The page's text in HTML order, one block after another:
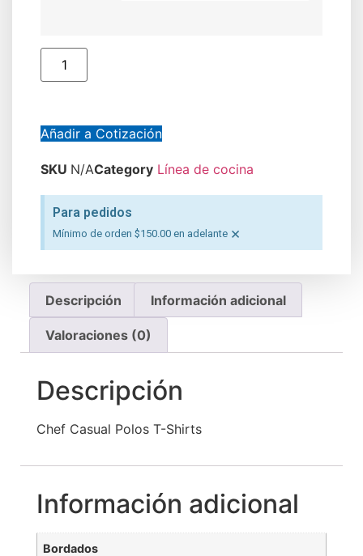
Añadir a Cotización
SKU N/ACategory Línea de cocina
Para pedidos
Mínimo de orden $150.00 en adelante ×
Descripción Información adicional
Valoraciones (0)
Descripción
Chef Casual Polos T-Shirts
Información adicional
Bordados